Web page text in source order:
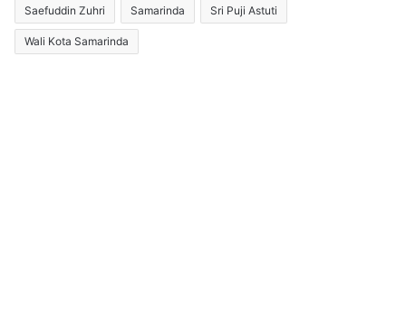
Saefuddin Zuhri Samarinda Sri Puji Astuti
Wali Kota Samarinda